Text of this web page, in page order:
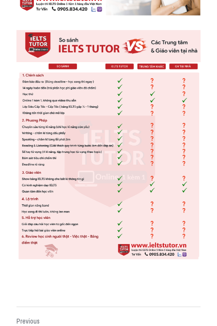
Previous